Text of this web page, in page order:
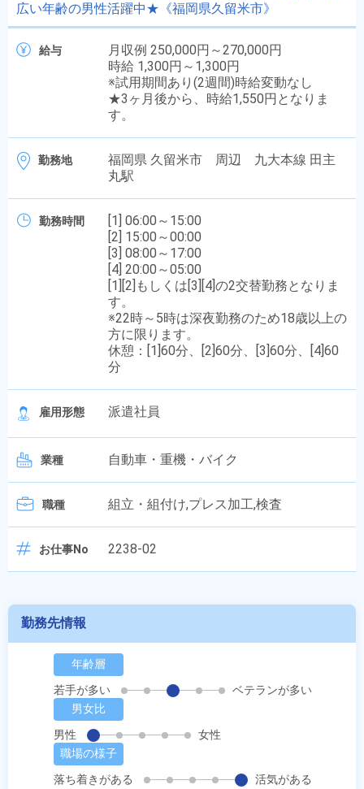
広い年齢の男性活躍中★《福岡県久留米市》
給与
月収例 250,000円～270,000円
時給 1,300円～1,300円
※試用期間あり(2週間)時給変動なし
★3ヶ月後から、時給1,550円となりま
す。
勤務地
福岡県 久留米市 周辺 九大本線 田主
丸駅
勤務時間
[1] 06:00～15:00
[2] 15:00～00:00
[3] 08:00～17:00
[4] 20:00～05:00
[1][2]もしくは[3][4]の2交替勤務となりま
す。
※22時～5時は深夜勤務のため18歳以上の
方に限ります。
休憩：[1]60分、[2]60分、[3]60分、[4]60
分
雇用形態 派遣社員
業種 自動車・重機・バイク
職種 組立・組付け,プレス加工,検査
お仕事No 2238-02
勤務先情報
年齢層
若手が多い
ベテランが多い
男女比
男性
女性
職場の様子
落ち着きがある
活気がある